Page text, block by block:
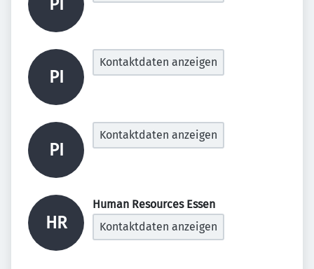
PI
PI
Kontaktdaten anzeigen
PI
Kontaktdaten anzeigen
HR
Human Resources Essen
Kontaktdaten anzeigen